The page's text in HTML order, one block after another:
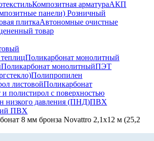
Композитная арматураАКП
панели) Розничный
плиткаАвтономные очистные
товар
Поликарбонат монолитный
Поликарбонат монолитныйПЭТ
Полипропилен
листовойПоликарбонат
полистирол с поверхностью
низкого давления (ПНД)ПВХ
ПВХ
8 мм бронза Novattro 2,1х12 м (25,2